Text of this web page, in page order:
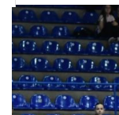
SPORT
SPECIAL
POLITIC